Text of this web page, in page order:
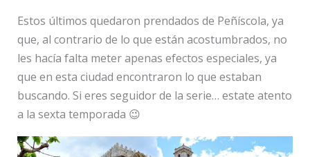
Estos últimos quedaron prendados de Peñíscola, ya
que, al contrario de lo que están acostumbrados, no
les hacía falta meter apenas efectos especiales, ya
que en esta ciudad encontraron lo que estaban
buscando. Si eres seguidor de la serie… estate atento
a la sexta temporada 😉